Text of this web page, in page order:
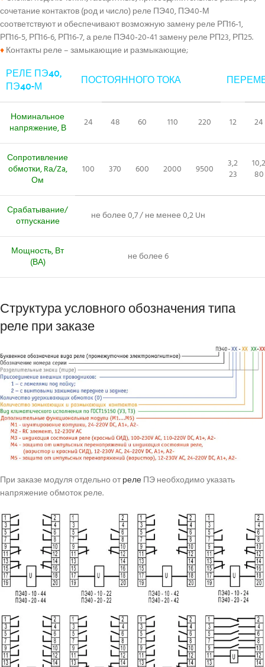
сочетание контактов (род и число) реле ПЭ40, ПЭ40‑М
соответствуют и обеспечивают возможную замену реле РП16‑1,
РП16‑5, РП16‑6, РП16‑7, а реле ПЭ40‑20‑41 замену реле РП23, РП25.
♦Контакты реле – замыкающие и размыкающие;
РЕЛЕ ПЭ40,
ПЭ40-М ПОСТОЯННОГО ТОКА
Номинальное
напряжение, В
24 48 60 110 220 12 24
Сопротивление
обмотки, Rа/Za,
Ом
100 370 600 2000 9500
3,2
23
10,2
80
Срабатывание/
отпускание
не более 0,7 / не менее 0,2 Uн
Мощность, Вт
(ВА)
не более 6
Структура условного обозначения типа
реле при заказе
При заказе модуля отдельно отрелеПЭ необходимо указать
напряжение обмоток реле.